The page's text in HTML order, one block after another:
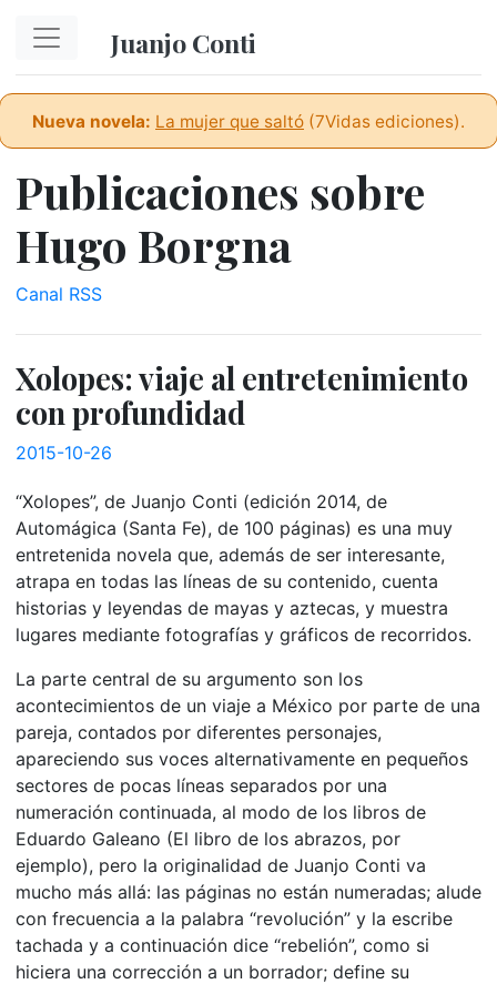
Juanjo Conti
Nueva novela: La mujer que saltó (7Vidas ediciones).
Publicaciones sobre
Hugo Borgna
Canal RSS
Xolopes: viaje al entretenimiento
con profundidad
2015-10-26
“Xolopes”, de Juanjo Conti (edición 2014, de
Automágica (Santa Fe), de 100 páginas) es una muy
entretenida novela que, además de ser interesante,
atrapa en todas las líneas de su contenido, cuenta
historias y leyendas de mayas y aztecas, y muestra
lugares mediante fotografías y gráficos de recorridos.
La parte central de su argumento son los
acontecimientos de un viaje a México por parte de una
pareja, contados por diferentes personajes,
apareciendo sus voces alternativamente en pequeños
sectores de pocas líneas separados por una
numeración continuada, al modo de los libros de
Eduardo Galeano (El libro de los abrazos, por
ejemplo), pero la originalidad de Juanjo Conti va
mucho más allá: las páginas no están numeradas; alude
con frecuencia a la palabra “revolución” y la escribe
tachada y a continuación dice “rebelión”, como si
hiciera una corrección a un borrador; define su